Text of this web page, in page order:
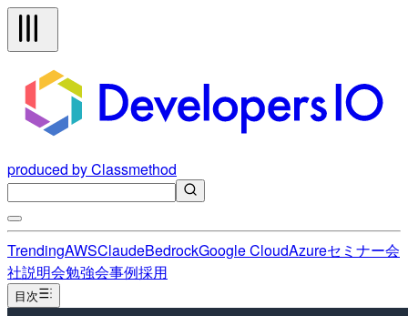
produced by Classmethod
TrendingAWSClaudeBedrockGoogle CloudAzureセミナー会
社説明会勉強会事例採用
目次